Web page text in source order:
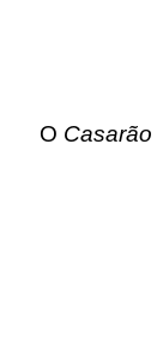
O Casarão